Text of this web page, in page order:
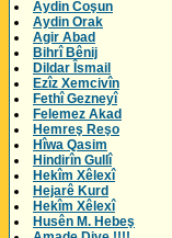
Aydin Coşun
Aydin Orak
Agir Abad
Bihrî Bênij
Dildar Îsmail
Ezîz Xemcivîn
Fethî Gezneyî
Felemez Akad
Hemreş Reşo
Hîwa Qasim
Hindirîn Gullî
Hekîm Xêlexî
Hejarê Kurd
Hekîm Xêlexî
Husên M. Hebeş